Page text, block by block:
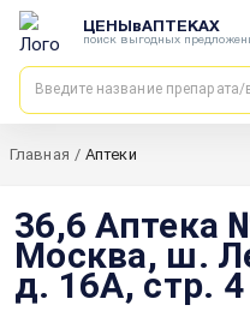
ЦЕНЫвАПТЕКАХ
поиск выгодных
Главная / Аптеки
36,6 Аптека
Москва, ш.
д. 16А, стр. 4